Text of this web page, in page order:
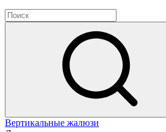
Вертикальные жалюзи